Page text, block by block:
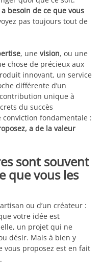
besoin de ce que vous
pas toujours tout de
, une vision, ou une
chose de précieux aux
innovant, un service
différente d’un
unique à
du succès
fondamentale :
a de la valeur
sont souvent
que vous les
ou d’un créateur :
votre idée est
un projet qui ne
désir. Mais à bien y
vous proposez est en fait